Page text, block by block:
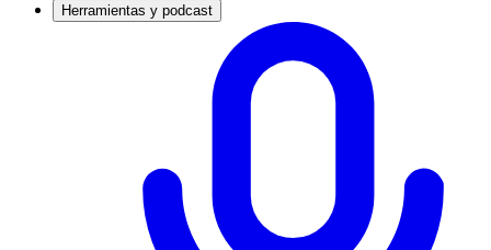
Herramientas y podcast